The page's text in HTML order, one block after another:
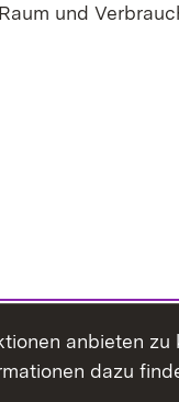
und
anbieten
dazu